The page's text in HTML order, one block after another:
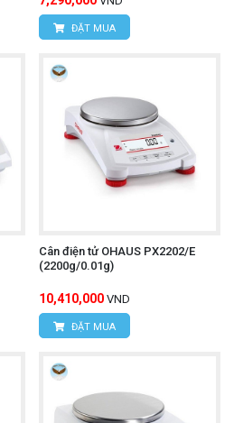
ĐẶT MUA
Cân điện tử OHAUS PX2202/E
(2200g/0.01g)
10,410,000 VND
ĐẶT MUA